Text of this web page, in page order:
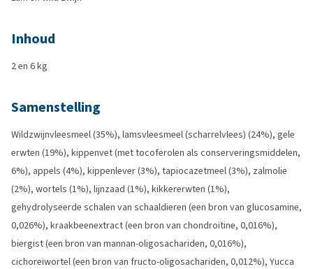
Inhoud
2 en 6 kg
Samenstelling
Wildzwijnvleesmeel (35%), lamsvleesmeel (scharrelvlees) (24%), gele
erwten (19%), kippenvet (met tocoferolen als conserveringsmiddelen,
6%), appels (4%), kippenlever (3%), tapiocazetmeel (3%), zalmolie
(2%), wortels (1%), lijnzaad (1%), kikkererwten (1%),
gehydrolyseerde schalen van schaaldieren (een bron van glucosamine,
0,026%), kraakbeenextract (een bron van chondroïtine, 0,016%),
biergist (een bron van mannan-oligosachariden, 0,016%),
cichoreiwortel (een bron van fructo-oligosachariden, 0,012%), Yucca